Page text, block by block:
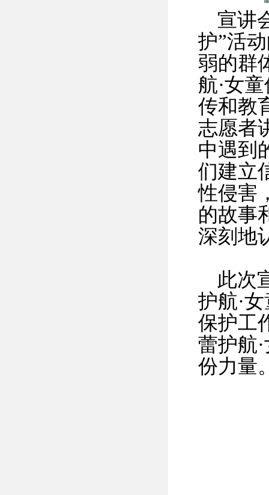
宣讲
护”活
弱的群
航·女
传和教
志愿者
中遇到
们建立
性侵害
的故事
深刻地
此次
护航·
保护工
蕾护航
份力量